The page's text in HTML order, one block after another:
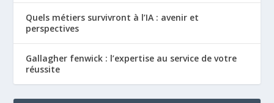
Quels métiers survivront à l’IA : avenir et
perspectives
Gallagher fenwick : l’expertise au service de votre
réussite